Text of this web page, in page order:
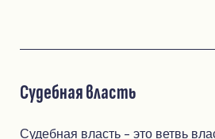
Судебная власть
Судебная власть - это ветвь